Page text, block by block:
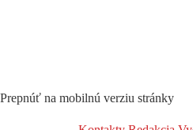
Prepnúť na mobilnú verziu stránky